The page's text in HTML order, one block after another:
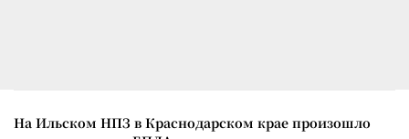
На Ильском НПЗ в Краснодарском крае произошло